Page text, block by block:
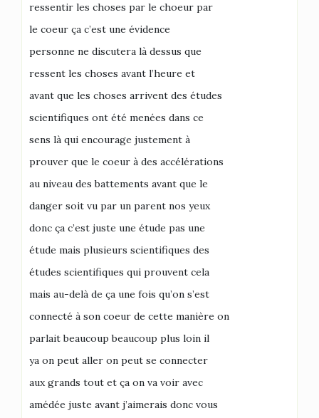
ressentir les choses par le choeur par
le coeur ça c’est une évidence
personne ne discutera là dessus que
ressent les choses avant l’heure et
avant que les choses arrivent des études
scientifiques ont été menées dans ce
sens là qui encourage justement à
prouver que le coeur à des accélérations
au niveau des battements avant que le
danger soit vu par un parent nos yeux
donc ça c’est juste une étude pas une
étude mais plusieurs scientifiques des
études scientifiques qui prouvent cela
mais au-delà de ça une fois qu’on s’est
connecté à son coeur de cette manière on
parlait beaucoup beaucoup plus loin il
ya on peut aller on peut se connecter
aux grands tout et ça on va voir avec
amédée juste avant j’aimerais donc vous